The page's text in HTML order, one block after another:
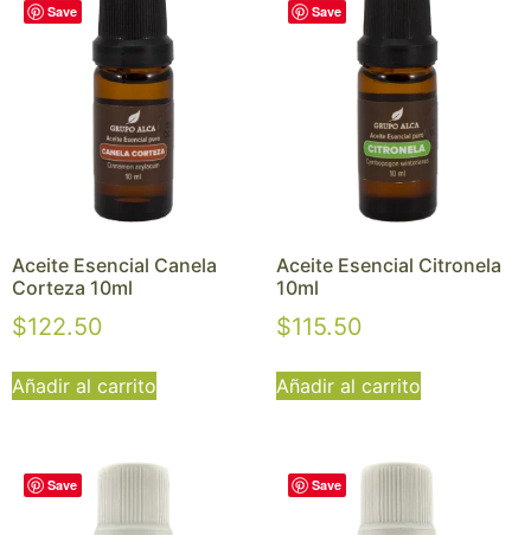
Save
Aceite Esencial Canela
Corteza 10ml
$122.50
Añadir al carrito
Save
Aceite Esencial Citronela
10ml
$115.50
Añadir al carrito
Save Save